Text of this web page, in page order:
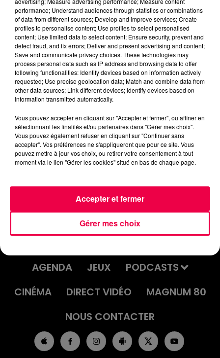
podcasts/2025/10/UJUC-15.mp3
UN JOUR UNE CHANSON #623 -
"SAY YOU'LL BE THERE" DES SPICE
AGENDA
JEUX
PODCASTS
CINÉMA
DIRECT VIDÉO
MAGNUM 80
NOUS CONTACTER
performance; Understand audiences through statistics or combinations
of data from different sources; Develop and improve services; Create
profiles to personalise content; Use profiles to select personalised
content; Use limited data to select content; Ensure security, prevent and
detect fraud, and fix errors; Deliver and present advertising and content;
Save and communicate privacy choices. These technologies may
process personal data such as IP address and browsing data to offer
following functionalities: Identify devices based on information actively
requested; Use precise geolocation data; Match and combine data from
other data sources; Link different devices; Identify devices based on
information transmitted automatically.
Vous pouvez accepter en cliquant sur "Accepter et fermer", ou affiner en
sélectionnant les finalités et/ou partenaires dans "Gérer mes choix".
Vous pouvez également refuser en cliquant sur "Continuer sans
accepter". Vos préférences ne s'appliqueront que pour ce site. Vous
pouvez mettre à jour vos choix, ou retirer votre consentement à tout
moment via le lien "Gérer les cookies" situé en bas de chaque page.
Gérer mes choix
Accepter et fermer